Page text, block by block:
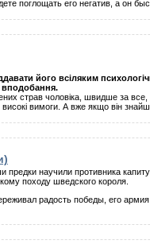
поглощать его негатив, а он
його всіляким
вподобання.
страв чоловіка, швидше за все,
вимоги. А вже якщо він
научили противника
походу шведского короля.
радость победы, его армия